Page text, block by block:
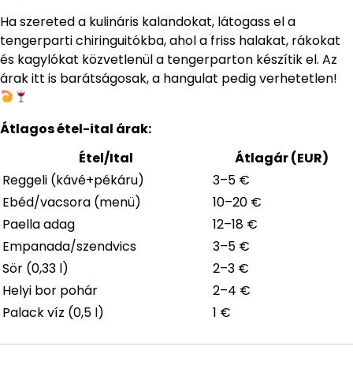
Ha szereted a kulináris kalandokat, látogass el a
tengerparti chiringuitókba, ahol a friss halakat, rákokat
és kagylókat közvetlenül a tengerparton készítik el. Az
árak itt is barátságosak, a hangulat pedig verhetetlen!
Átlagos étel-ital árak:
Étel/Ital
Átlagár (EUR)
Reggeli (kávé+pékáru)
3–5 €
Ebéd/vacsora (menü)
10–20 €
Paella adag
12–18 €
Empanada/szendvics
3–5 €
Sör (0,33 l)
2–3 €
Helyi bor pohár
2–4 €
Palack víz (0,5 l)
1 €